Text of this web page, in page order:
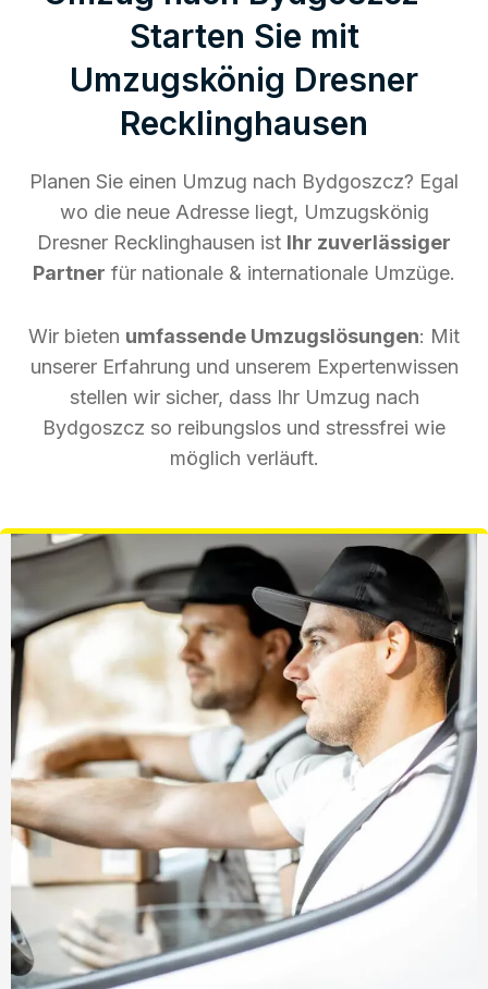
Starten Sie mit
Umzugskönig Dresner
Recklinghausen
Planen Sie einen Umzug nach Bydgoszcz? Egal
wo die neue Adresse liegt, Umzugskönig
Dresner Recklinghausen ist Ihr zuverlässiger
Partner für nationale & internationale Umzüge.
Wir bieten umfassende Umzugslösungen: Mit
unserer Erfahrung und unserem Expertenwissen
stellen wir sicher, dass Ihr Umzug nach
Bydgoszcz so reibungslos und stressfrei wie
möglich verläuft.